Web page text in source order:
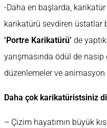
-Daha en başlarda, karikatür
karikatürü sevdiren üstatlar
‘Portre Karikatürü’ de
yarışmasında ödül de
düzenlemeler ve animasyon
Daha çok karikatüristsiniz
– Çizim hayatımın büyük